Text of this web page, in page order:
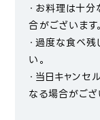
・お料理は十
合がございます。
・過度な食べ
い。
・当日キャン
なる場合がござ